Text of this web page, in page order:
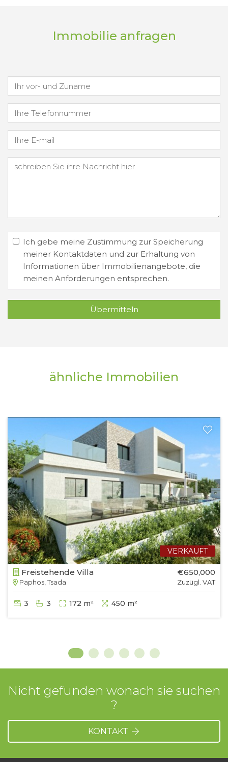
Immobilie anfragen
Ich gebe meine Zustimmung zur Speicherung
meiner Kontaktdaten und zur Erhaltung von
Informationen über Immobilienangebote, die
meinen Anforderungen entsprechen.
Übermitteln
ähnliche Immobilien
VERKAUFT
Freistehende Villa
Paphos, Tsada
€650,000
Zuzügl. VAT
3 3 172 m² 450 m²
Nicht gefunden wonach sie suchen
?
KONTAKT